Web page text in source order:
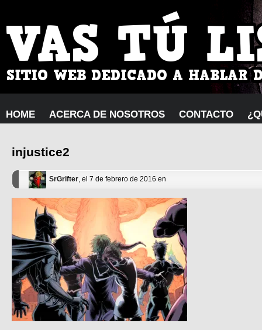
HOME ACERCA DE NOSOTROS CONTACTO
injustice2
SrGrifter, el 7 de febrero de 2016 en